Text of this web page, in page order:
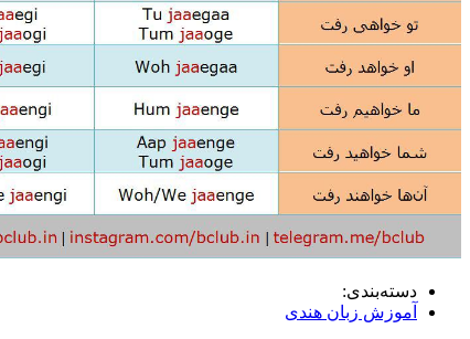
دسته‌بندی:
آموزش زبان هندی